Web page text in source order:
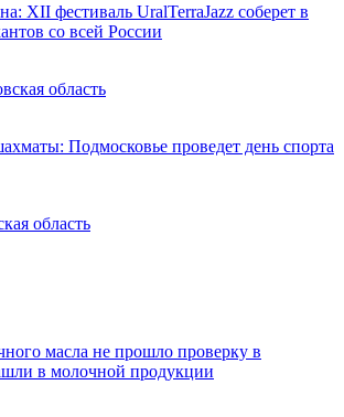
XII фестиваль UralTerraJazz соберет в
со всей России
область
Подмосковье проведет день спорта
область
масла не прошло проверку в
в молочной продукции